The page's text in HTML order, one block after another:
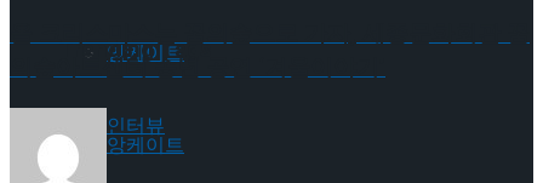
앙케이트
인터뷰
Trending Tags
앙케이트
올 크리스마스는 꿈의숲으로 가자, 세종문화회관 꿈
의숲아트센터 송년 공연 ‘겨울이야기’